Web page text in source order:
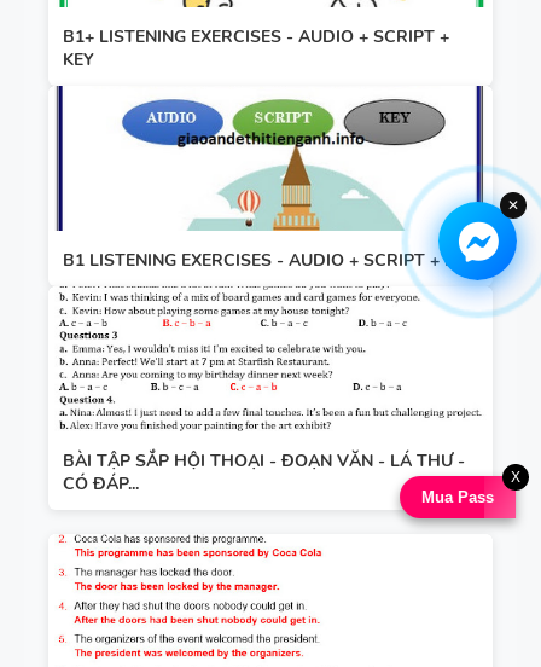
B1+ LISTENING EXERCISES - AUDIO + SCRIPT +
KEY
B1 LISTENING EXERCISES - AUDIO + SCRIPT + KEY
BÀI TẬP SẮP HỘI THOẠI - ĐOẠN VĂN - LÁ THƯ -
CÓ ĐÁP...
Mua Pass
X
✕